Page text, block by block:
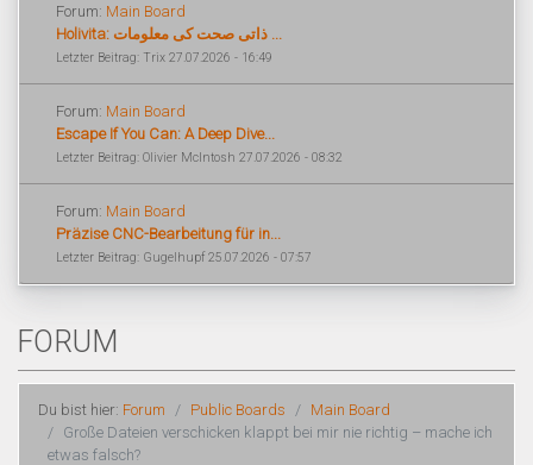
Forum: Main Board
Holivita: ذاتی صحت کی معلومات ...
Letzter Beitrag: Trix 27.07.2026 - 16:49
Forum: Main Board
Escape If You Can: A Deep Dive...
Letzter Beitrag: Olivier McIntosh 27.07.2026 - 08:32
Forum: Main Board
Präzise CNC-Bearbeitung für in...
Letzter Beitrag: Gugelhupf 25.07.2026 - 07:57
FORUM
Du bist hier: Forum Public Boards
Main Board
Große Dateien verschicken klappt bei mir nie richtig – mache ich
etwas falsch?